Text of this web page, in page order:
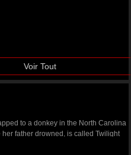
Voir Tout
to a donkey in the North Carolina
father drowned, is called Twilight